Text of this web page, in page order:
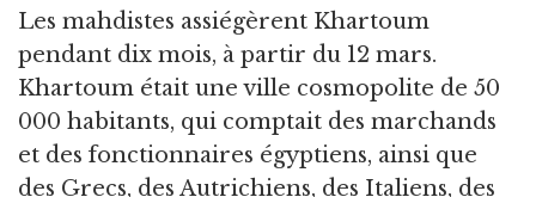
Les mahdistes assiégèrent Khartoum
pendant dix mois, à partir du 12 mars.
Khartoum était une ville cosmopolite de 50
000 habitants, qui comptait des marchands
et des fonctionnaires égyptiens, ainsi que
des Grecs, des Autrichiens, des Italiens, des